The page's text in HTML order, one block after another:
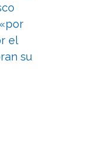
el
su